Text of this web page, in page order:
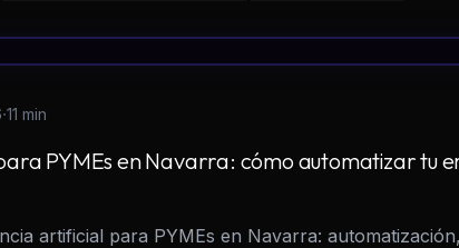
·11 min
PYMEs en Navarra: cómo automatizar tu
artificial para PYMEs en Navarra: